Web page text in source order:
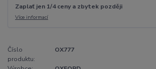
Zaplať jen 1/4 ceny a zbytek později
Více informací
Číslo
produktu:
OX777